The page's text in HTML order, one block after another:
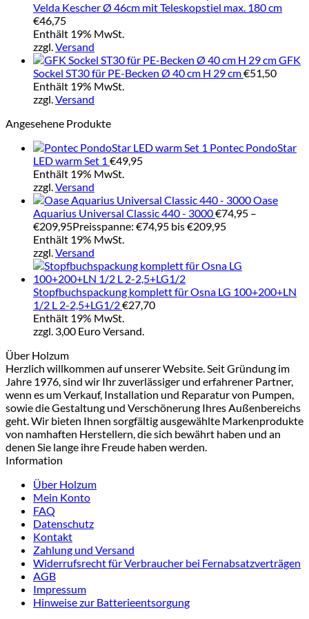
Velda Kescher Ø 46cm mit Teleskopstiel max. 180 cm
€46,75
Enthält 19% MwSt.
zzgl.Versand
GFK
Sockel ST30 für PE-Becken Ø 40 cm H 29 cm€51,50
Enthält 19% MwSt.
zzgl.Versand
Angesehene Produkte
Pontec PondoStar
LED warm Set 1 €49,95
Enthält 19% MwSt.
zzgl.Versand
Oase
Aquarius Universal Classic 440 - 3000€74,95 –
€209,95Preisspanne: €74,95 bis €209,95
Enthält 19% MwSt.
zzgl.Versand
Stopfbuchspackung komplett für Osna LG 100+200+LN
1/2 L 2-2,5+LG1/2€27,70
Enthält 19% MwSt.
zzgl. 3,00 Euro Versand.
Über Holzum
Herzlich willkommen auf unserer Website. Seit Gründung im
Jahre 1976, sind wir Ihr zuverlässiger und erfahrener Partner,
wenn es um Verkauf, Installation und Reparatur von Pumpen,
sowie die Gestaltung und Verschönerung Ihres Außenbereichs
geht. Wir bieten Ihnen sorgfältig ausgewählte Markenprodukte
von namhaften Herstellern, die sich bewährt haben und an
denen Sie lange ihre Freude haben werden.
Information
Über Holzum
Mein Konto
FAQ
Datenschutz
Kontakt
Zahlung und Versand
Widerrufsrecht für Verbraucher bei Fernabsatzverträgen
AGB
Impressum
Hinweise zur Batterieentsorgung